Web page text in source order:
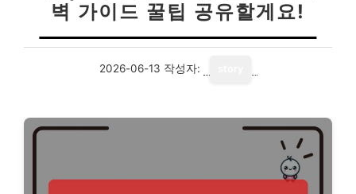
벽 가이드 꿀팁 공유할게요!
2026-06-13 작성자: